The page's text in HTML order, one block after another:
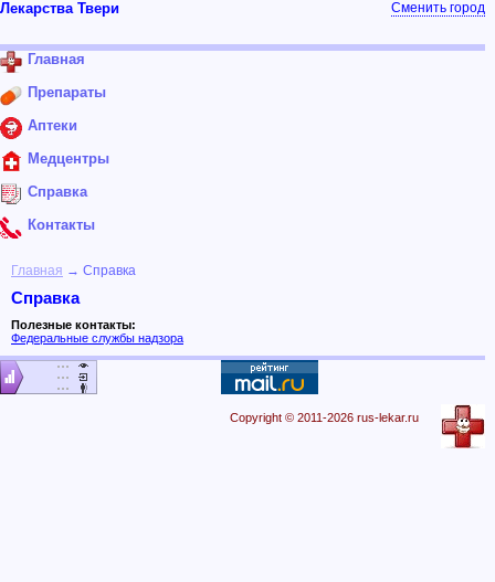
Лекарства Твери Сменить город
Главная
Препараты
Аптеки
Медцентры
Справка
Контакты
Главная → Справка
Справка
Полезные контакты:
Федеральные службы надзора
Copyright © 2011-2026 rus-lekar.ru